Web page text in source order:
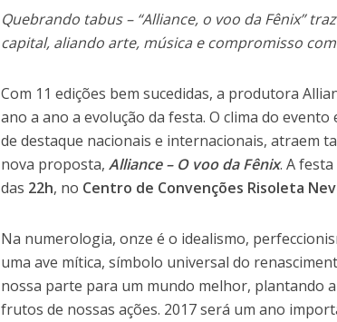
Quebrando tabus – “Alliance, o voo da Fênix”
capital, aliando arte, música e compromisso
Com 11 edições bem sucedidas, a produtora
ano a ano a evolução da festa. O clima do
de destaque nacionais e internacionais, atraem
nova proposta,Alliance – O voo da Fênix. A
das 22h, no Centro de Convenções Risoleta
Na numerologia, onze é o idealismo,
uma ave mítica, símbolo universal do
nossa parte para um mundo melhor, plantando
frutos de nossas ações. 2017 será um ano